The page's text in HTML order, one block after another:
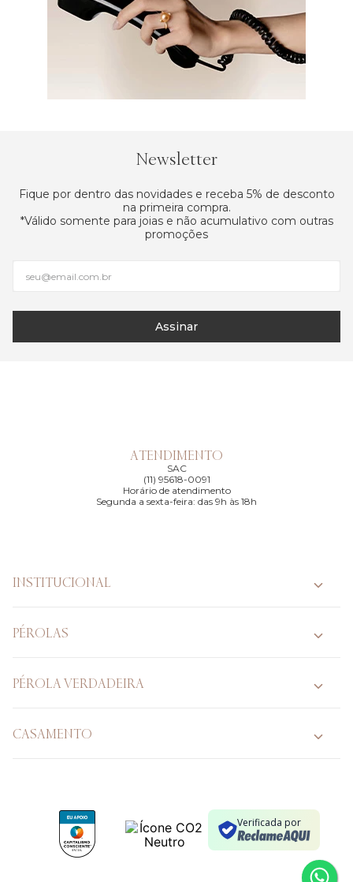
Newsletter
Fique por dentro das novidades e receba 5% de desconto
na primeira compra.
*Válido somente para joias e não acumulativo com outras
promoções
Assinar
ATENDIMENTO
SAC
(11) 95618-0091
Horário de atendimento
Segunda a sexta-feira: das 9h às 18h
INSTITUCIONAL
PÉROLAS
PÉROLA VERDADEIRA
CASAMENTO
Verificada por